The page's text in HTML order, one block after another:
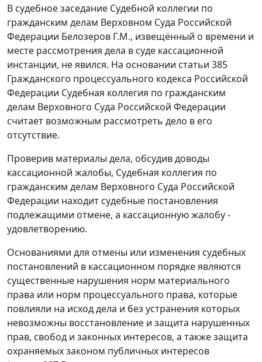
В судебное заседание Судебной коллегии по
гражданским делам Верховном Суда Российской
Федерации Белозеров Г.М., извещённый о времени и
месте рассмотрения дела в суде кассационной
инстанции, не явился. На основании статьи 385
Гражданского процессуального кодекса Российской
Федерации Судебная коллегия по гражданским
делам Верховного Суда Российской Федерации
считает возможным рассмотреть дело в его
отсутствие.
Проверив материалы дела, обсудив доводы
кассационной жалобы, Судебная коллегия по
гражданским делам Верховного Суда Российской
Федерации находит судебные постановления
подлежащими отмене, а кассационную жалобу -
удовлетворению.
Основаниями для отмены или изменения судебных
постановлений в кассационном порядке являются
существенные нарушения норм материального
права или норм процессуального права, которые
повлияли на исход дела и без устранения которых
невозможны восстановление и защита нарушенных
прав, свобод и законных интересов, а также защита
охраняемых законом публичных интересов